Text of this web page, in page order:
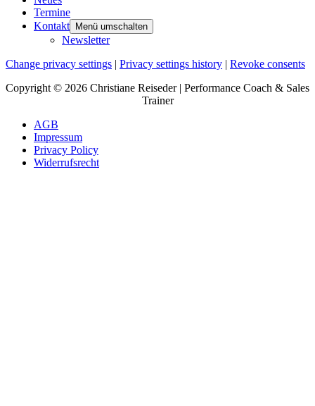
Termine
Kontakt
Menü umschalten
Newsletter
Change privacy settings | Privacy settings history | Revoke consents
Copyright © 2026 Christiane Reiseder | Performance Coach & Sales
Trainer
AGB
Impressum
Privacy Policy
Widerrufsrecht